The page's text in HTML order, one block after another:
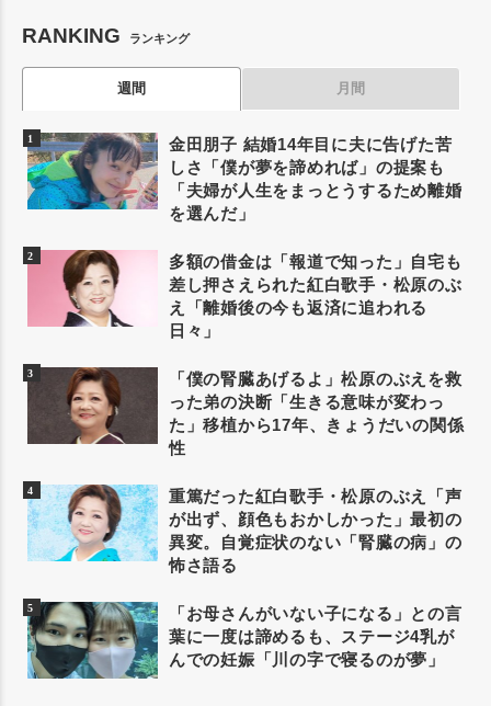
RANKING ランキング
週間 月間
金田朋子 結婚14年目に夫に告げた苦
しさ「僕が夢を諦めれば」の提案も
「夫婦が人生をまっとうするため離婚
を選んだ」
多額の借金は「報道で知った」自宅も
差し押さえられた紅白歌手・松原のぶ
え「離婚後の今も返済に追われる
日々」
「僕の腎臓あげるよ」松原のぶえを救
った弟の決断「生きる意味が変わっ
た」移植から17年、きょうだいの関係
性
重篤だった紅白歌手・松原のぶえ「声
が出ず、顔色もおかしかった」最初の
異変。自覚症状のない「腎臓の病」の
怖さ語る
「お母さんがいない子になる」との言
葉に一度は諦めるも、ステージ4乳が
んでの妊娠「川の字で寝るのが夢」